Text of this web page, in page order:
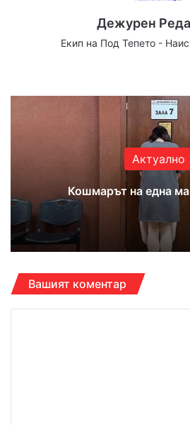
Дежурен
Екип на Под Тепето -
Актуално
Кошмарът на една
Вашият коментар